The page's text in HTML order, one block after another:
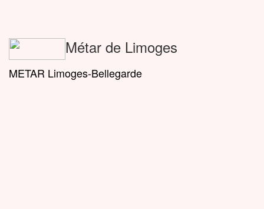
Métar de Limoges
METAR Limoges-Bellegarde